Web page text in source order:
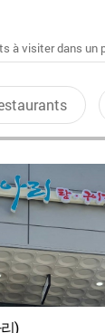
à visiter dans un
)